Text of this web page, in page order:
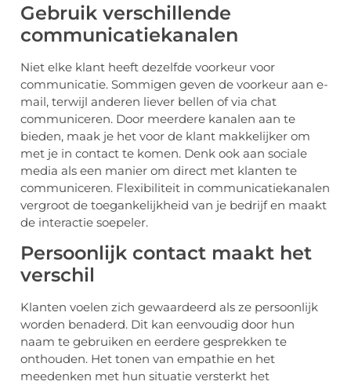
Gebruik verschillende
communicatiekanalen
Niet elke klant heeft dezelfde voorkeur voor
communicatie. Sommigen geven de voorkeur aan e-
mail, terwijl anderen liever bellen of via chat
communiceren. Door meerdere kanalen aan te
bieden, maak je het voor de klant makkelijker om
met je in contact te komen. Denk ook aan sociale
media als een manier om direct met klanten te
communiceren. Flexibiliteit in communicatiekanalen
vergroot de toegankelijkheid van je bedrijf en maakt
de interactie soepeler.
Persoonlijk contact maakt het
verschil
Klanten voelen zich gewaardeerd als ze persoonlijk
worden benaderd. Dit kan eenvoudig door hun
naam te gebruiken en eerdere gesprekken te
onthouden. Het tonen van empathie en het
meedenken met hun situatie versterkt het